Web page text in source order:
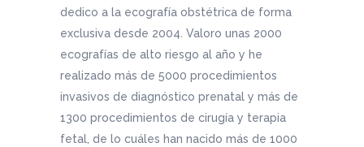
dedico a la ecografía obstétrica de forma
exclusiva desde 2004. Valoro unas 2000
ecografías de alto riesgo al año y he
realizado más de 5000 procedimientos
invasivos de diagnóstico prenatal y más de
1300 procedimientos de cirugía y terapia
fetal, de lo cuáles han nacido más de 1000